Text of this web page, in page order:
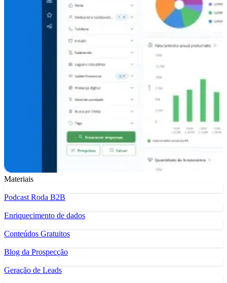
Materiais
Podcast Roda B2B
Enriquecimento de dados
Conteúdos Gratuitos
Blog da Prospecção
Geração de Leads